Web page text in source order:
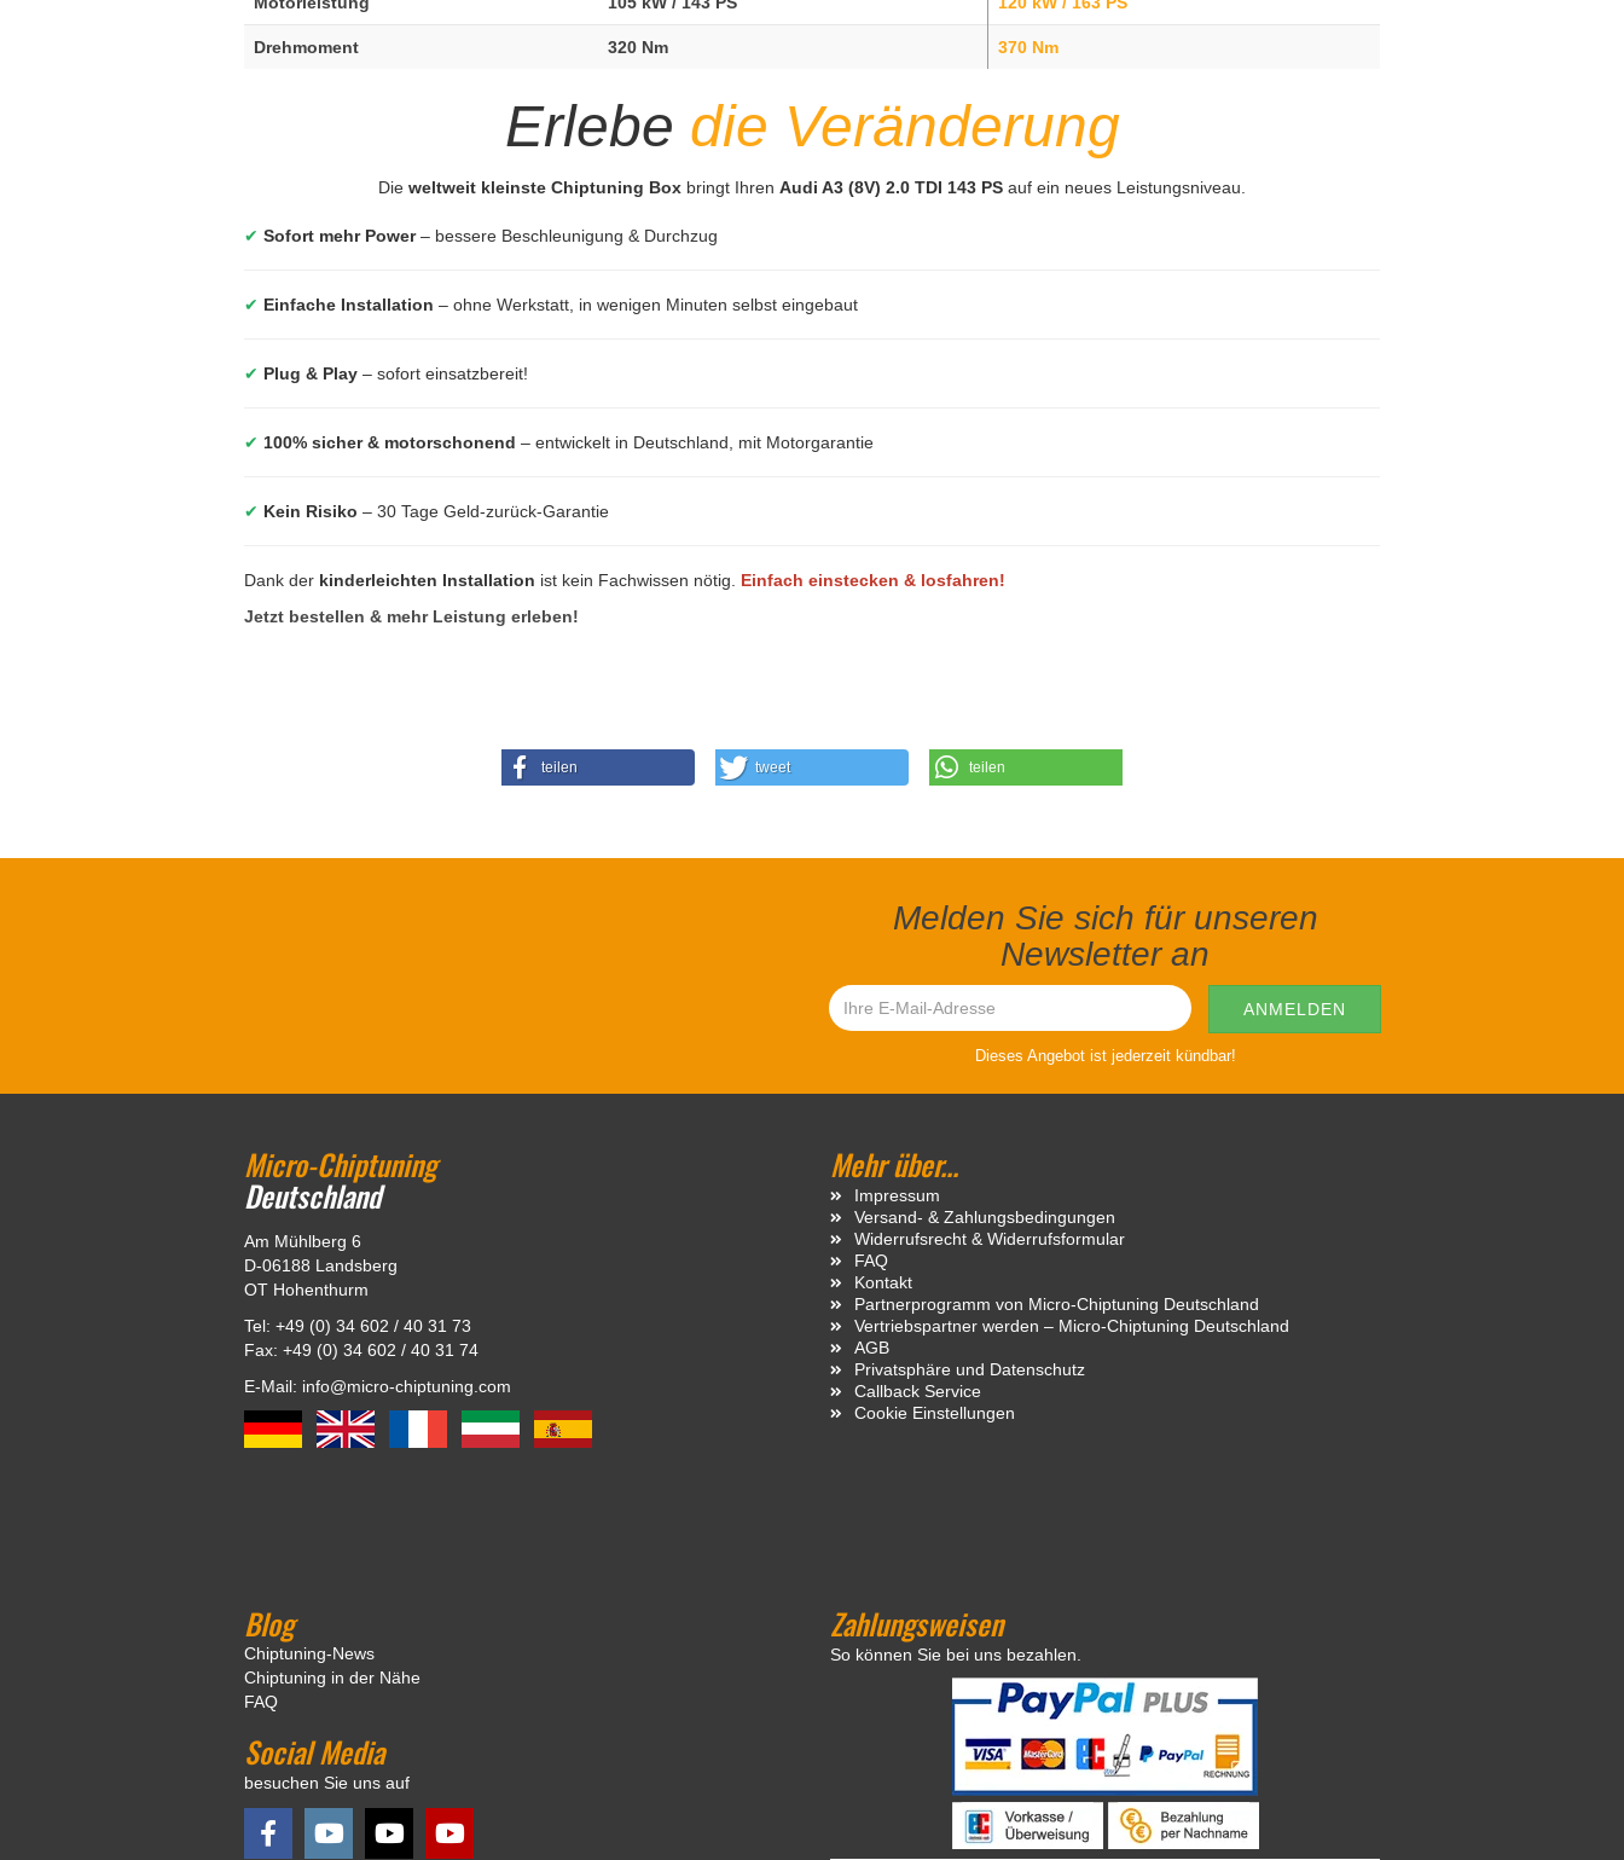
Drehmoment 320 Nm 370 Nm
Erlebe die Veränderung
Die weltweit kleinste Chiptuning Box bringt Ihren Audi A3 (8V) 2.0 TDI 143 PS auf ein neues Leistungsniveau.
✔ Sofort mehr Power– bessere Beschleunigung & Durchzug
✔ Einfache Installation – ohne Werkstatt, in wenigen Minuten selbst eingebaut
✔ Plug & Play – sofort einsatzbereit!
✔ 100% sicher & motorschonend – entwickelt in Deutschland, mit Motorgarantie
✔ Kein Risiko – 30 Tage Geld-zurück-Garantie
Dank der kinderleichten Installation ist kein Fachwissen nötig. Einfach einstecken & losfahren!
Jetzt bestellen & mehr Leistung erleben!
teilen tweet teilen
Melden Sie sich für unseren
Newsletter an
Dieses Angebot ist jederzeit kündbar!
Micro-Chiptuning
Deutschland
Am Mühlberg 6
D-06188 Landsberg
OT Hohenthurm
Tel: +49 (0) 34 602 / 40 31 73
Fax: +49 (0) 34 602 / 40 31 74
E-Mail: info@micro-chiptuning.com
Mehr über...
Impressum
Versand- & Zahlungsbedingungen
Widerrufsrecht & Widerrufsformular
FAQ
Kontakt
Partnerprogramm von Micro-Chiptuning Deutschland
Vertriebspartner werden – Micro-Chiptuning Deutschland
AGB
Privatsphäre und Datenschutz
Callback Service
Cookie Einstellungen
Blog
Chiptuning-News
Chiptuning in der Nähe
FAQ
Social Media
besuchen Sie uns auf
Zahlungsweisen
So können Sie bei uns bezahlen.